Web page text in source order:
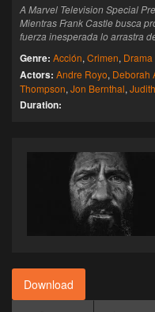
A Marvel Television Special
Mientras Frank Castle busca
fuerza inesperada lo arrastra
Genre: Acción, Crimen, Drama
Actors: Andre Royo, Deborah
Thompson, Jon Bernthal,
Duration:
Download